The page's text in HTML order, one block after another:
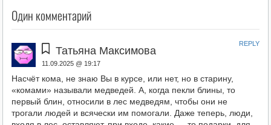
Один комментарий
Татьяна Максимова
11.09.2025 @ 19:17
Насчёт кома, не знаю Вы в курсе, или нет, но в старину,
«комами» называли медведей. А, когда пекли блины, то
первый блин, относили в лес медведям, чтобы они не
трогали людей и всячески им помогали. Даже теперь, люди,
REPLY